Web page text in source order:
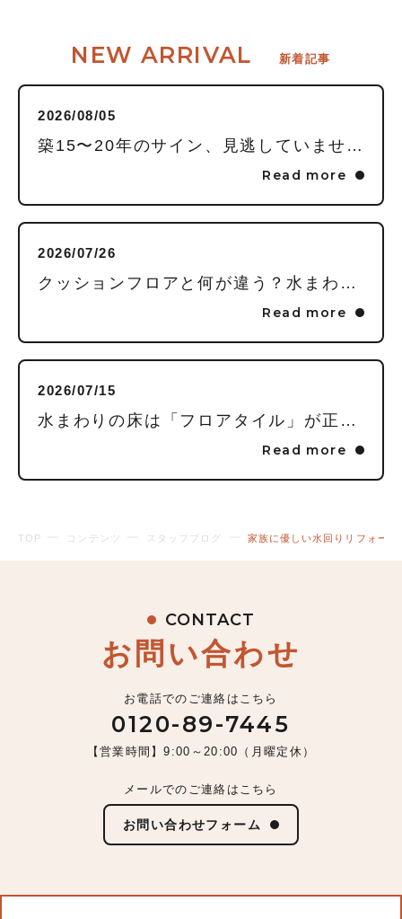
NEW ARRIVAL 新着記事
2026/08/05
築15〜20年のサイン、見逃していませんか？毎日頑張る私に贈る「水回りまるごとリフレッシュ」という選択
Read more
2026/07/26
クッションフロアと何が違う？水まわりの床に「フロアタイル」を推す理由
Read more
2026/07/15
水まわりの床は「フロアタイル」が正解！家事が劇的にラクになる3つの理由
Read more
TOP コンテンツ スタッフブログ 家族に優しい水回りリフォー
CONTACT
お問い合わせ
お電話でのご連絡はこちら
0120-89-7445
【営業時間】9:00～20:00（月曜定休）
メールでのご連絡はこちら
お問い合わせフォーム